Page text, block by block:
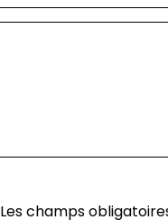
Les champs